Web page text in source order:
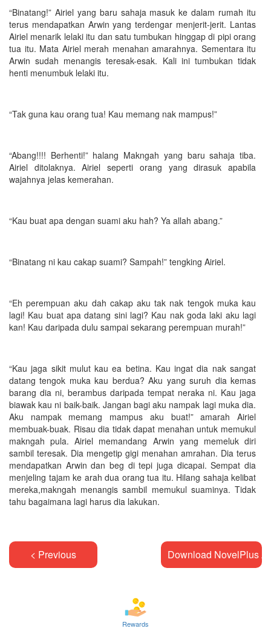
“Binatang!” Airiel yang baru sahaja masuk ke dalam rumah itu
terus mendapatkan Arwin yang terdengar menjerit-jerit. Lantas
Airiel menarik lelaki itu dan satu tumbukan hinggap di pipi orang
tua itu. Mata Airiel merah menahan amarahnya. Sementara itu
Arwin sudah menangis teresak-esak. Kali ini tumbukan tidak
henti menumbuk lelaki itu.
“Tak guna kau orang tua! Kau memang nak mampus!”
“Abang!!!! Berhenti!” halang Makngah yang baru sahaja tiba.
Airiel ditolaknya. Airiel seperti orang yang dirasuk apabila
wajahnya jelas kemerahan.
“Kau buat apa dengan suami aku hah? Ya allah abang.”
“Binatang ni kau cakap suami? Sampah!” tengking Airiel.
“Eh perempuan aku dah cakap aku tak nak tengok muka kau
lagi! Kau buat apa datang sini lagi? Kau nak goda laki aku lagi
kan! Kau daripada dulu sampai sekarang perempuan murah!”
“Kau jaga sikit mulut kau ea betina. Kau ingat dia nak sangat
datang tengok muka kau berdua? Aku yang suruh dia kemas
barang dia ni, berambus daripada tempat neraka ni. Kau jaga
biawak kau ni baik-baik. Jangan bagi aku nampak lagi muka dia.
Aku nampak memang mampus aku buat!” amarah Airiel
membuak-buak. Risau dia tidak dapat menahan untuk memukul
makngah pula. Airiel memandang Arwin yang memeluk diri
sambil teresak. Dia mengetip gigi menahan amrahan. Dia terus
mendapatkan Arwin dan beg di tepi juga dicapai. Sempat dia
menjeling tajam ke arah dua orang tua itu. Hilang sahaja kelibat
mereka,makngah menangis sambil memukul suaminya. Tidak
tahu bagaimana lagi harus dia lakukan.
< Previous Download NovelPlus
Rewards